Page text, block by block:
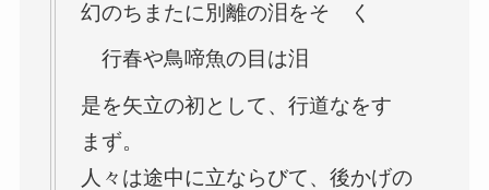
幻のちまたに別離の泪をそゝく
行春や鳥啼魚の目は泪
是を矢立の初として、行道なをすゝ
まず。
人々は途中に立ならびて、後かげの